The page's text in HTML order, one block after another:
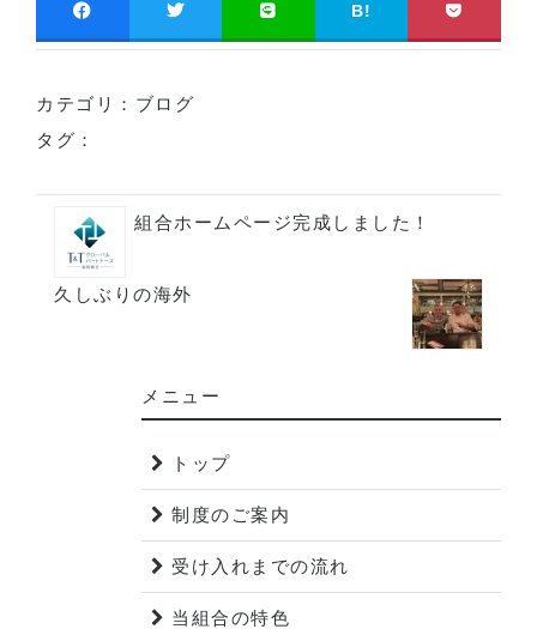
B!
カテゴリ： ブログ
タグ：
組合ホームページ完成しました！
久しぶりの海外
メニュー
トップ
制度のご案内
受け入れまでの流れ
当組合の特色